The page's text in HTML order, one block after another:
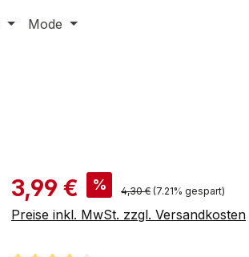
Mode
Verkaufspreis:
3,99 € % Regulärer Preis:
4,30 € (7.21% gespart)
Preise inkl. MwSt. zzgl. Versandkosten